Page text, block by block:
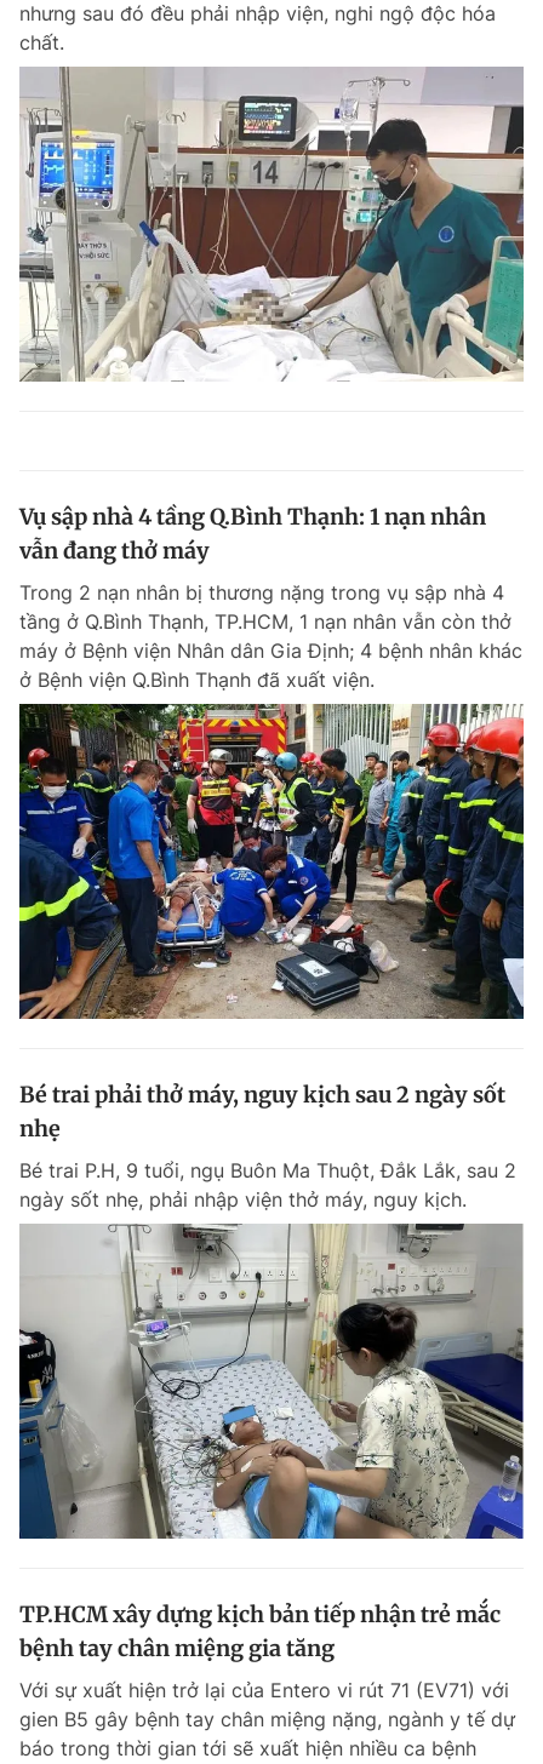
nhưng sau đó đều phải nhập viện, nghi ngộ độc hóa
chất.
Vụ sập nhà 4 tầng Q.Bình Thạnh: 1 nạn nhân
vẫn đang thở máy
Trong 2 nạn nhân bị thương nặng trong vụ sập nhà 4
tầng ở Q.Bình Thạnh, TP.HCM, 1 nạn nhân vẫn còn thở
máy ở Bệnh viện Nhân dân Gia Định; 4 bệnh nhân khác
ở Bệnh viện Q.Bình Thạnh đã xuất viện.
Bé trai phải thở máy, nguy kịch sau 2 ngày sốt
nhẹ
Bé trai P.H, 9 tuổi, ngụ Buôn Ma Thuột, Đắk Lắk, sau 2
ngày sốt nhẹ, phải nhập viện thở máy, nguy kịch.
TP.HCM xây dựng kịch bản tiếp nhận trẻ mắc
bệnh tay chân miệng gia tăng
Với sự xuất hiện trở lại của Entero vi rút 71 (EV71) với
gien B5 gây bệnh tay chân miệng nặng, ngành y tế dự
báo trong thời gian tới sẽ xuất hiện nhiều ca bệnh